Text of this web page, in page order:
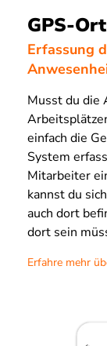
GPS-
Erfassung
Musst du die
einfach die
System
Mitarbeiter
kannst du
auch dort
dort sein
Erfahre mehr